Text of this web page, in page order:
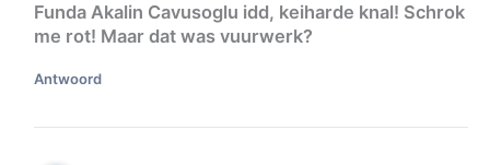
Funda Akalin Cavusoglu idd, keiharde knal! Schrok
me rot! Maar dat was vuurwerk?
Antwoord